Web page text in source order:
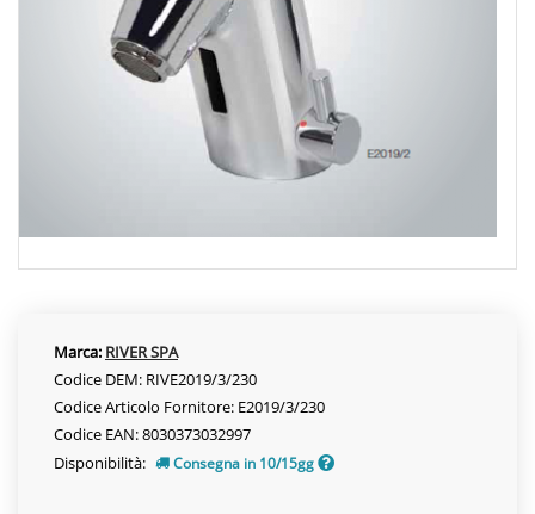
Marca: RIVER SPA
Codice DEM: RIVE2019/3/230
Codice Articolo Fornitore: E2019/3/230
Codice EAN: 8030373032997
Disponibilità:
Consegna in 10/15gg